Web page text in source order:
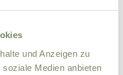
und Anzeigen zu
Medien anbieten